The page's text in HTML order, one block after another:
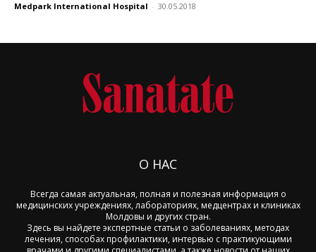
Medpark International Hospital - 30.05.2018
О НАС
Всегда самая актуальная, полная и полезная информация о
медицинских учреждениях, лабораториях, медцентрах и клиниках
Молдовы и других стран.
Здесь вы найдете экспертные статьи о заболеваниях, методах
лечения, способах профилактики, интервью с практикующими